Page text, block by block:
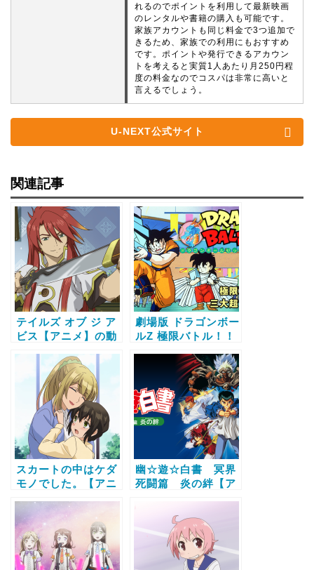
れるのでポイントを利用して最新映画
のレンタルや書籍の購入も可能です。
家族アカウントも同じ料金で3つ追加で
きるため、家族での利用にもおすすめ
です。ポイントや発行できるアカウン
トを考えると実質1人あたり月250円程
度の料金なのでコスパは非常に高いと
言えるでしょう。
U-NEXT公式サイト
関連記事
テイルズ オブ ジ ア
ビス【アニメ】の動
と無料で全話視聴す
る方法
劇場版 ドラゴンボー
ルZ 極限バトル！！
ニメ】の動画配信サ
ービス比較と無料で
全話視聴する方法
スカートの中はケダ
モノでした。【アニ
話視聴する方法
幽☆遊☆白書 冥界
死闘篇 炎の絆【ア
全話視聴する方法